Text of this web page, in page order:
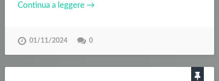
Continua a leggere →
01/11/2024 0